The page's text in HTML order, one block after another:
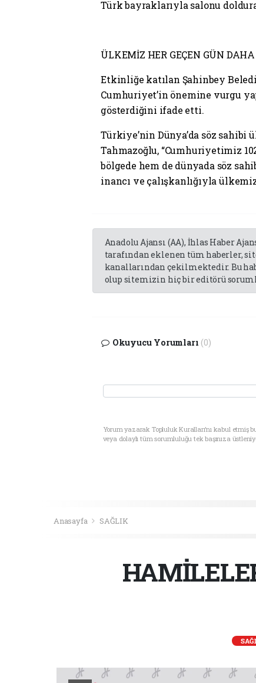
Türk bayraklarıyla salonu
ÜLKEMİZ HER GEÇEN GÜN
Etkinliğe katılan Şahinbey
Cumhuriyet’in önemine vurgu
gösterdiğini ifade etti.
Türkiye’nin Dünya’da söz sahibi
Tahmazoğlu, “Cumhuriyetimiz
bölgede hem de dünyada söz
inancı ve çalışkanlığıyla
Anadolu Ajansı (AA), İhlas Haber
tarafından eklenen tüm haberler,
kanallarından çekilmektedir. Bu
olup sitemizin hiç bir editörü
Okuyucu Yorumları (0)
Yorum yazarak Topluluk Kuralları’nı kabul etmiş
veya dolaylı tüm sorumluluğu tek başınıza
Anasayfa SAĞLIK